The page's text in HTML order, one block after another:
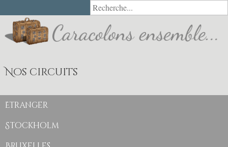
Rechercher
Nos circuits
Etranger
Stockholm